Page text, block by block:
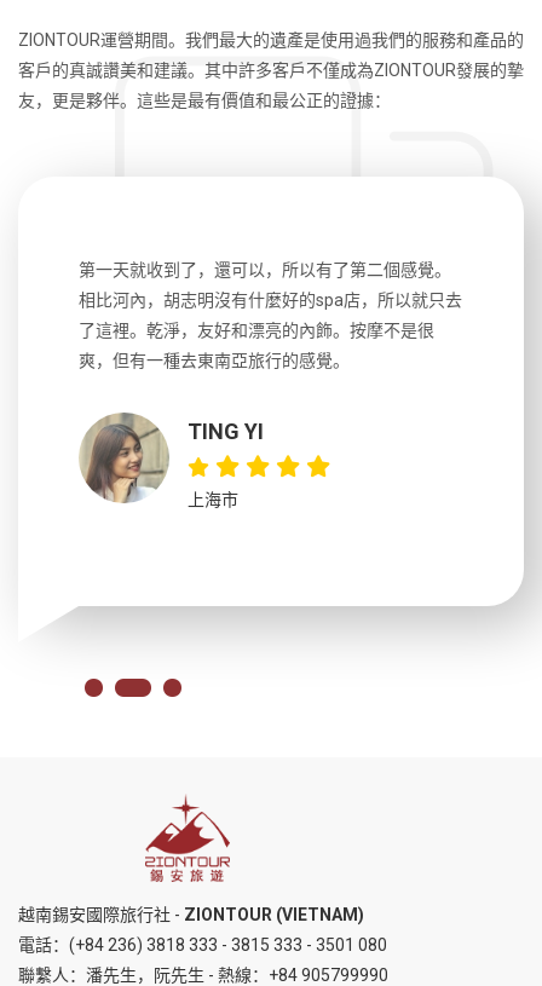
ZIONTOUR運營期間。我們最大的遺產是使用過我們的服務和產品的
客戶的真誠讚美和建議。其中許多客戶不僅成為ZIONTOUR發展的摯
友，更是夥伴。這些是最有價值和最公正的證據：
第一天就收到了，還可以，所以有了第二個感覺。
相比河內，胡志明沒有什麼好的spa店，所以就只去
了這裡。乾淨，友好和漂亮的內飾。按摩不是很
爽，但有一種去東南亞旅行的感覺。
TING YI
上海市
越南錫安國際旅行社 - ZIONTOUR (VIETNAM)
電話： (+84 236) 3818 333 - 3815 333 - 3501 080
聯繫人：潘先生，阮先生 - 熱線： +84 905799990